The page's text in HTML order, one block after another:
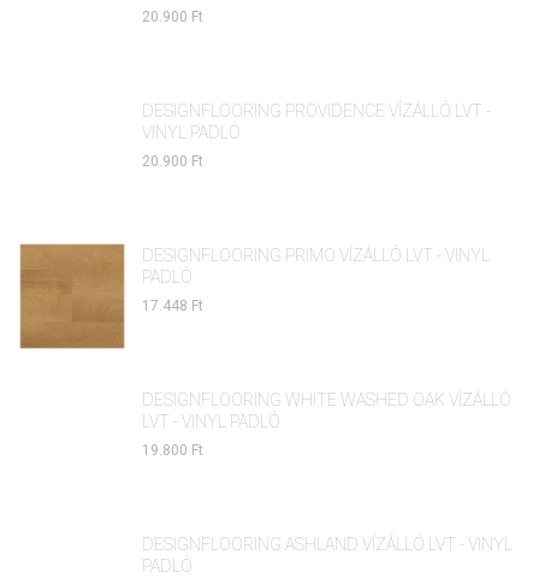
20.900 Ft
DESIGNFLOORING PROVIDENCE VÍZÁLLÓ LVT -
VINYL PADLÓ
20.900 Ft
DESIGNFLOORING PRIMO VÍZÁLLÓ LVT - VINYL
PADLÓ
17.448 Ft
DESIGNFLOORING WHITE WASHED OAK VÍZÁLLÓ
LVT - VINYL PADLÓ
19.800 Ft
DESIGNFLOORING ASHLAND VÍZÁLLÓ LVT - VINYL
PADLÓ